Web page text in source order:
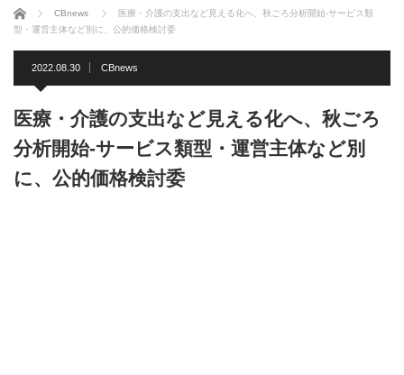
ホーム CBnews
医療・介護の支出など見える化へ、秋ごろ分析開始-サービス類
型・運営主体など別に、公的価格検討委
2022.08.30 CBnews
医療・介護の支出など見える化へ、秋ごろ
分析開始-サービス類型・運営主体など別
に、公的価格検討委